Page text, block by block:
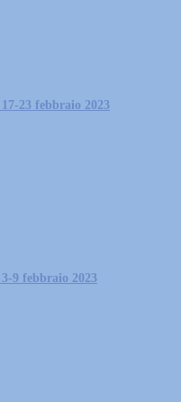
23 febbraio 2023
9 febbraio 2023